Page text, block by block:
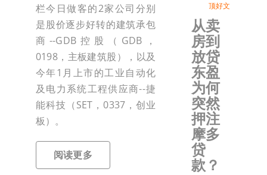
栏今日做客的2家公司分别
是股价逐步好转的建筑承包
商--GDB控股（GDB，
0198，主板建筑股），以及
今年1月上市的工业自动化
及电力系统工程供应商--捷
能科技（SET，0337，创业
板）。
阅读更多
顶好文
从卖
房到
放贷
东盈
为何
突然
押注
摩多
贷
款？